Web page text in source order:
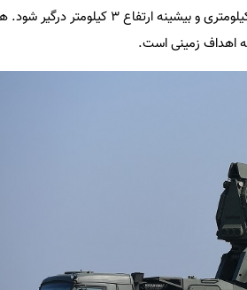
پانتسیر-اس1 با استفاده از توپ های خود می تواند با اهداف هوایی در فاصله 4 کیلومتری و بیشینه ارتفاع 3 کیلومتر